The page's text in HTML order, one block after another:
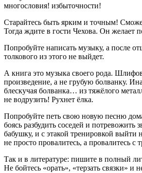
многословия! избыточности!
Старайтесь быть ярким и точным!
Тогда ждите в гости Чехова. Он желает
Попробуйте написать музыку, а после
толкового из этого не выйдет.
А книга это музыка своего рода.
произведение, а не грубую болванку.
блескучая болванка… из тяжёлого
не водрузить! Рухнет ёлка.
Попробуйте петь свою новую песню
боясь разбудить соседей и потревожить
бабушку, и с этакой тренировкой
не просто провалитесь, а провалитесь с
Так и в литературе: пишите в полный
Не бойтесь «орать», «терзать связки» и